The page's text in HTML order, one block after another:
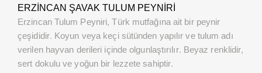
ERZINCAN ŞAVAK TULUM PEYNIRI
Erzincan Tulum Peyniri, Türk mutfağına ait bir peynir
çeşididir. Koyun veya keçi sütünden yapılır ve tulum adı
verilen hayvan derileri içinde olgunlaştırılır. Beyaz renklidir,
sert dokulu ve yoğun bir lezzete sahiptir.